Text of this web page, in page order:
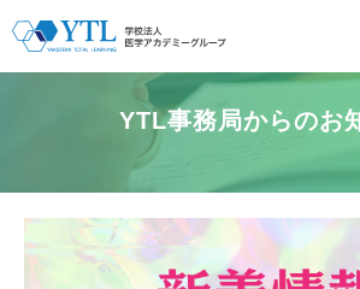
YTL事務局からのお